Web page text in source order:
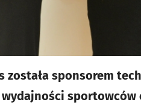
została sponsorem
sportowców